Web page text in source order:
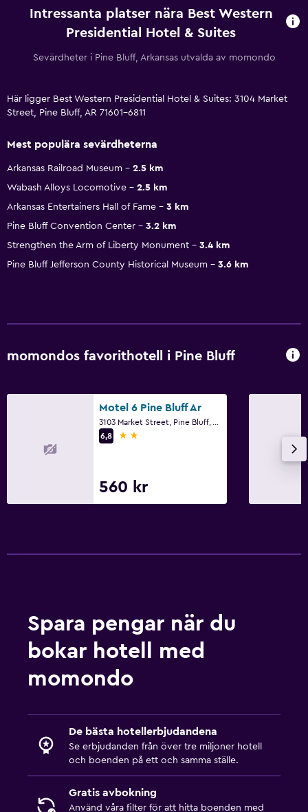
Intressanta platser nära Best Western
Presidential Hotel & Suites
Sevärdheter i Pine Bluff, Arkansas utvalda av momondo
Här ligger Best Western Presidential Hotel & Suites: 3104 Market
Street, Pine Bluff, AR 71601-6811
Mest populära sevärdheterna
Arkansas Railroad Museum
2.5 km
Wabash Alloys Locomotive
2.5 km
Arkansas Entertainers Hall of Fame
3 km
Pine Bluff Convention Center
3.2 km
Strengthen the Arm of Liberty Monument
3.4 km
Pine Bluff Jefferson County Historical Museum
3.6 km
momondos favorithotell i Pine Bluff
Motel 6 Pine Bluff Ar
6,8
2 stjärnor
560 kr
Spara pengar när du
bokar hotell med
momondo
De bästa hotellerbjudandena
Se erbjudanden från över tre miljoner hotell
och boenden på ett och samma ställe.
Gratis avbokning
Använd våra filter för att hitta boenden med